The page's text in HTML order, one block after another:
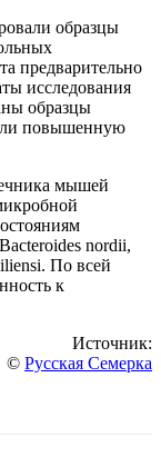
образцы
предварительно
исследования
образцы
повышенную
мышей
nordii,
По всей
к
Источник:
© Русская Семерка